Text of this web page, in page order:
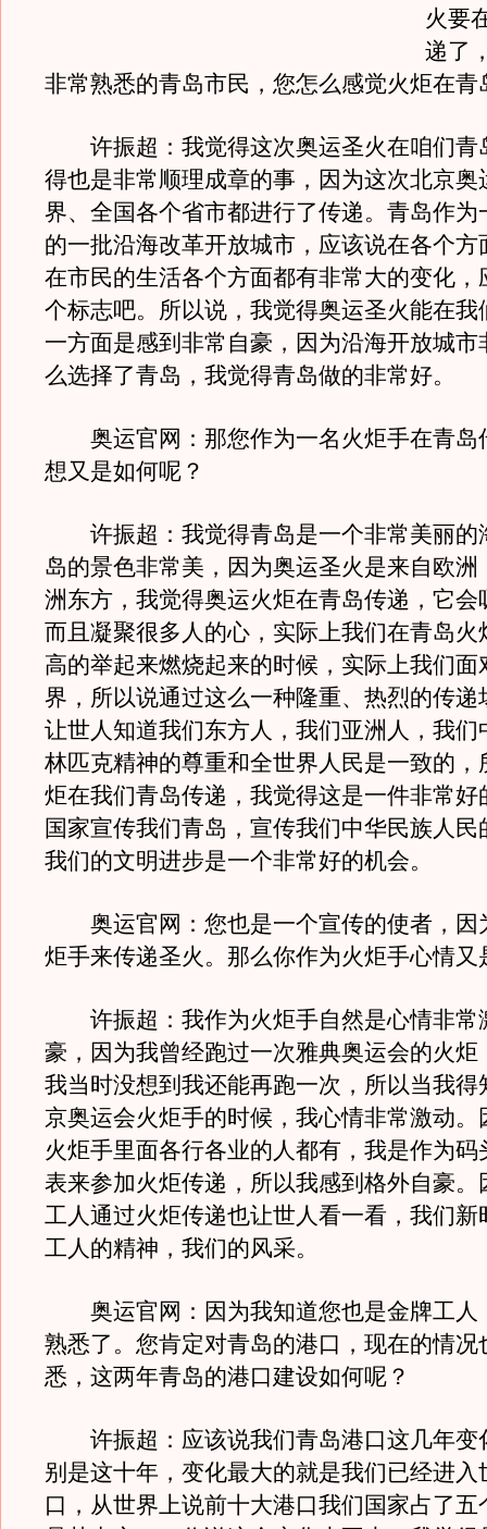
火要
递了
非常熟悉的青岛市民，您怎么感觉火炬在青
许振超：我觉得这次奥运圣火在咱们青
得也是非常顺理成章的事，因为这次北京奥
界、全国各个省市都进行了传递。青岛作为
的一批沿海改革开放城市，应该说在各个方
在市民的生活各个方面都有非常大的变化，
个标志吧。所以说，我觉得奥运圣火能在我
一方面是感到非常自豪，因为沿海开放城市
么选择了青岛，我觉得青岛做的非常好。
奥运官网：那您作为一名火炬手在青岛
想又是如何呢？
许振超：我觉得青岛是一个非常美丽的
岛的景色非常美，因为奥运圣火是来自欧洲
洲东方，我觉得奥运火炬在青岛传递，它会
而且凝聚很多人的心，实际上我们在青岛火
高的举起来燃烧起来的时候，实际上我们面
界，所以说通过这么一种隆重、热烈的传递
让世人知道我们东方人，我们亚洲人，我们
林匹克精神的尊重和全世界人民是一致的，
炬在我们青岛传递，我觉得这是一件非常好
国家宣传我们青岛，宣传我们中华民族人民
我们的文明进步是一个非常好的机会。
奥运官网：您也是一个宣传的使者，因
炬手来传递圣火。那么你作为火炬手心情又
许振超：我作为火炬手自然是心情非常
豪，因为我曾经跑过一次雅典奥运会的火炬
我当时没想到我还能再跑一次，所以当我得
京奥运会火炬手的时候，我心情非常激动。
火炬手里面各行各业的人都有，我是作为码
表来参加火炬传递，所以我感到格外自豪。
工人通过火炬传递也让世人看一看，我们新
工人的精神，我们的风采。
奥运官网：因为我知道您也是金牌工人
熟悉了。您肯定对青岛的港口，现在的情况
悉，这两年青岛的港口建设如何呢？
许振超：应该说我们青岛港口这几年变
别是这十年，变化最大的就是我们已经进入
口，从世界上说前十大港口我们国家占了五